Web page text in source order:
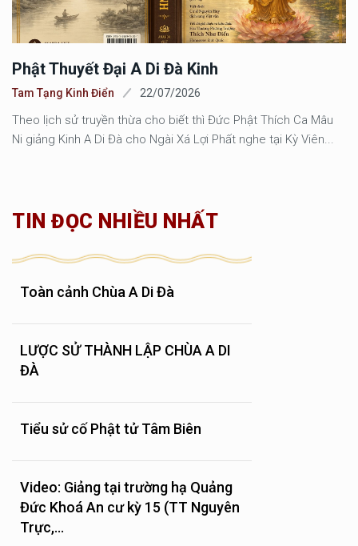
Phật Thuyết Đại A Di Đà Kinh
Tam Tạng Kinh Điển 22/07/2026
Theo lịch sử truyền thừa cho biết thì Đức Phật Thích Ca Mâu
Ni giảng Kinh A Di Đà cho Ngài Xá Lợi Phất nghe tại Kỳ Viên...
TIN ĐỌC NHIỀU NHẤT
Toàn cảnh Chùa A Di Đà
LƯỢC SỬ THÀNH LẬP CHÙA A DI
ĐÀ
Tiểu sử cố Phật tử Tâm Biên
Video: Giảng tại trường hạ Quảng
Đức Khoá An cư kỳ 15 (TT Nguyên
Trực,...